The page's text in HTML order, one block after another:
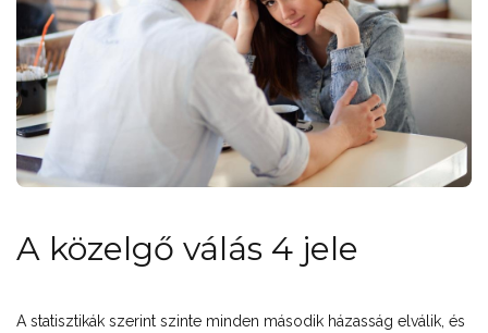
A közelgő válás 4 jele
A statisztikák szerint szinte minden második házasság elválik, és